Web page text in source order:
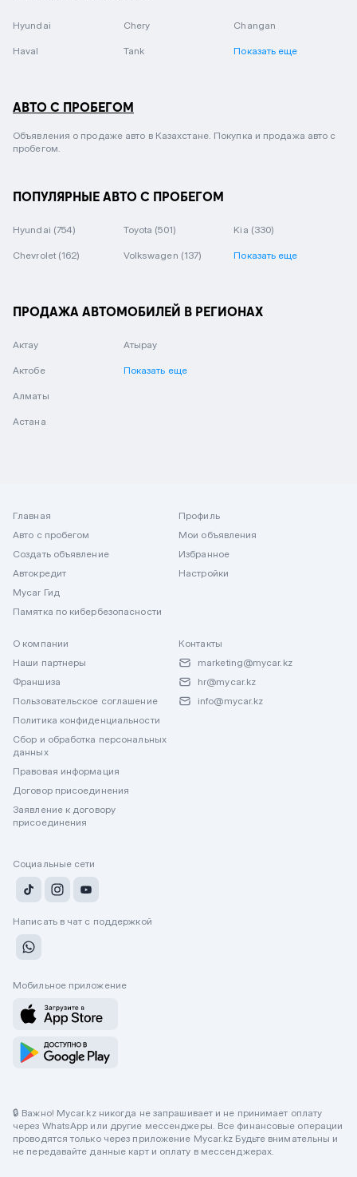
Hyundai Chery Changan
Haval Tank Показать еще
АВТО С ПРОБЕГОМ
Объявления о продаже авто в Казахстане. Покупка и продажа авто с
пробегом.
ПОПУЛЯРНЫЕ АВТО С ПРОБЕГОМ
Hyundai (754) Toyota (501) Kia (330)
Chevrolet (162) Volkswagen (137) Показать еще
ПРОДАЖА АВТОМОБИЛЕЙ В РЕГИОНАХ
Актау
Актобе
Алматы
Астана
Атырау
Показать еще
Главная
Авто с пробегом
Создать объявление
Автокредит
Mycar Гид
Памятка по кибербезопасности
Профиль
Мои объявления
Избранное
Настройки
О компании
Наши партнеры
Франшиза
Пользовательское соглашение
Политика конфиденциальности
Сбор и обработка персональных
данных
Правовая информация
Договор присоединения
Заявление к договору
присоединения
Контакты
marketing@mycar.kz
hr@mycar.kz
info@mycar.kz
Социальные сети
Написать в чат с поддержкой
Мобильное приложение
🔒 Важно! Mycar.kz никогда не запрашивает и не принимает оплату
через WhatsApp или другие мессенджеры. Все финансовые операции
проводятся только через приложение Mycar.kz Будьте внимательны и
не передавайте данные карт и оплату в мессенджерах.